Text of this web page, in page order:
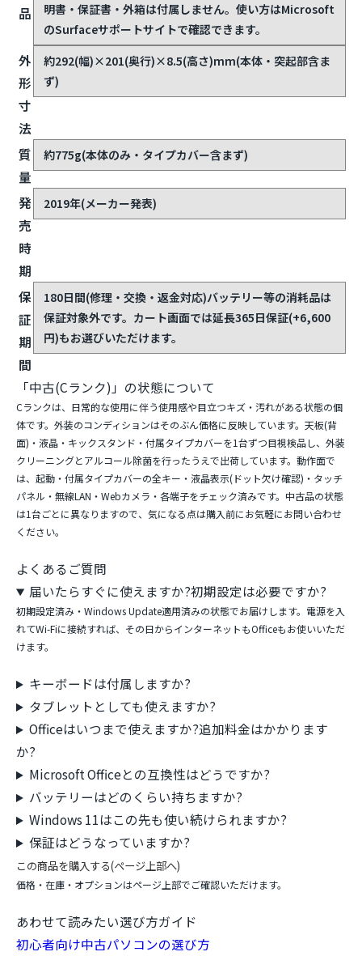
品
明書・保証書・外箱は付属しません。使い方はMicrosoft
のSurfaceサポートサイトで確認できます。
外
形
寸
法
約292(幅)×201(奥行)×8.5(高さ)mm(本体・突起部含ま
ず)
質
量
約775g(本体のみ・タイプカバー含まず)
発
売
時
期
2019年(メーカー発表)
保
証
期
間
180日間(修理・交換・返金対応)バッテリー等の消耗品は
保証対象外です。カート画面では延長365日保証(+6,600
円)もお選びいただけます。
「中古(Cランク)」の状態について
Cランクは、日常的な使用に伴う使用感や目立つキズ・汚れがある状態の個
体です。外装のコンディションはそのぶん価格に反映しています。天板(背
面)・液晶・キックスタンド・付属タイプカバーを1台ずつ目視検品し、外装
クリーニングとアルコール除菌を行ったうえで出荷しています。動作面で
は、起動・付属タイプカバーの全キー・液晶表示(ドット欠け確認)・タッチ
パネル・無線LAN・Webカメラ・各端子をチェック済みです。中古品の状態
は1台ごとに異なりますので、気になる点は購入前にお気軽にお問い合わせ
ください。
よくあるご質問
届いたらすぐに使えますか?初期設定は必要ですか?
初期設定済み・Windows Update適用済みの状態でお届けします。電源を入
れてWi-Fiに接続すれば、その日からインターネットもOfficeもお使いいただ
けます。
キーボードは付属しますか?
タブレットとしても使えますか?
Officeはいつまで使えますか?追加料金はかかります
か?
Microsoft Officeとの互換性はどうですか?
バッテリーはどのくらい持ちますか?
Windows 11はこの先も使い続けられますか?
保証はどうなっていますか?
この商品を購入する(ページ上部へ)
価格・在庫・オプションはページ上部でご確認いただけます。
あわせて読みたい選び方ガイド
初心者向け中古パソコンの選び方